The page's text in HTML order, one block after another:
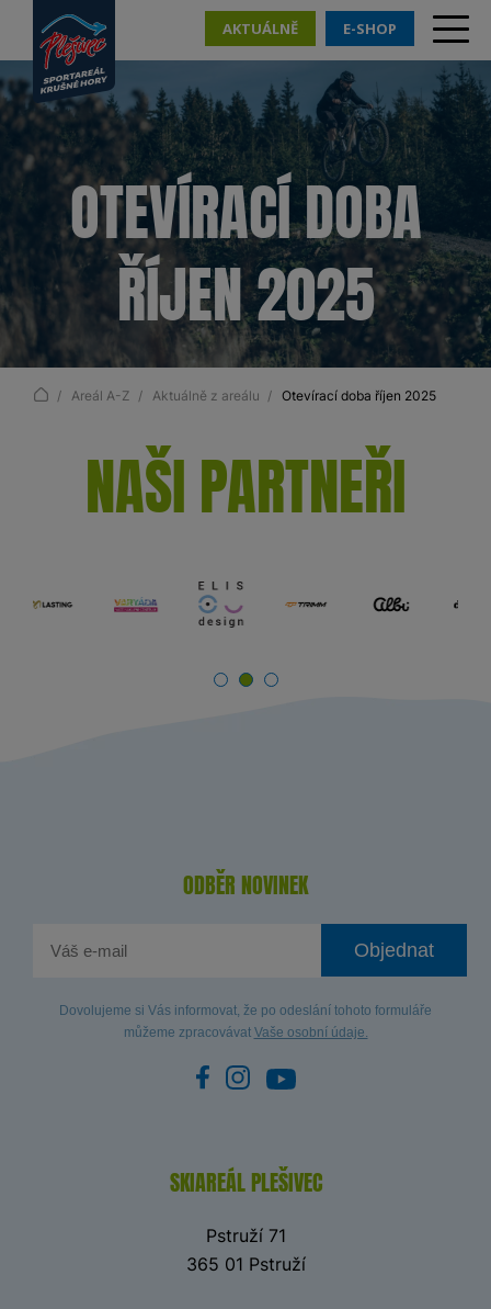
AKTUÁLNĚ E-SHOP
OTEVÍRACÍ DOBA
ŘÍJEN 2025
Areál A-Z Aktuálně z areálu Otevírací doba říjen 2025
NAŠI PARTNEŘI
ODBĚR NOVINEK
Objednat
Dovolujeme si Vás informovat, že po odeslání tohoto formuláře
můžeme zpracovávat Vaše osobní údaje.
SKIAREÁL PLEŠIVEC
Pstruží 71
365 01 Pstruží